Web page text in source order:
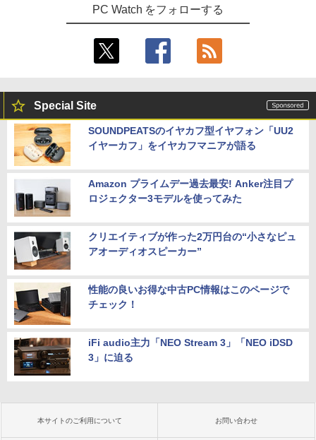
￥25,977
￥29,800
ROCKIN'ON JAPAN (ロッキング・オ
ン・ジャパン) 2026年 10月号
PC Watch をフォローする
Special Site
SOUNDPEATSのイヤカフ型イヤフォン「UU2
イヤーカフ」をイヤカフマニアが語る
Amazon プライムデー過去最安! Anker注目プ
ロジェクター3モデルを使ってみた
クリエイティブが作った2万円台の“小さなピュ
アオーディオスピーカー”
性能の良いお得な中古PC情報はこのページで
チェック！
iFi audio主力「NEO Stream 3」「NEO iDSD
3」に迫る
本サイトのご利用について お問い合わせ